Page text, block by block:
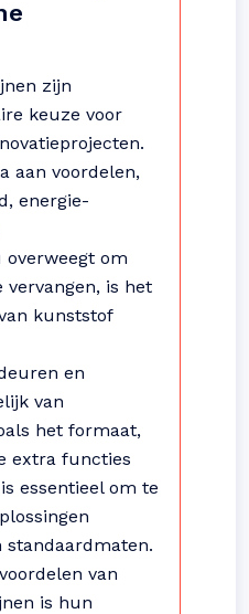
zijn
keuze voor
aan voordelen,
energie-
om
is het
kunststof
en
van
het formaat,
extra functies
essentieel om te
van
is hun